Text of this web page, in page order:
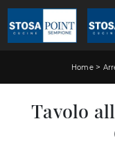
Home>
Tavolo